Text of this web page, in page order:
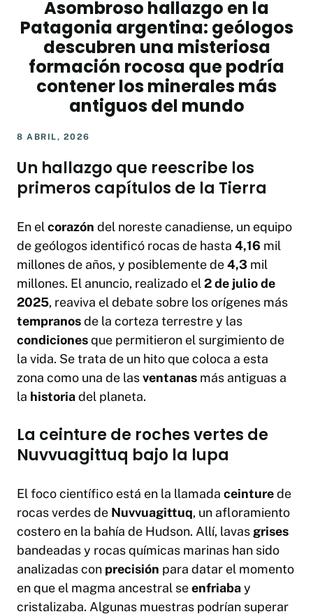
Asombroso hallazgo en la
Patagonia argentina: geólogos
descubren una misteriosa
formación rocosa que podría
contener los minerales más
antiguos del mundo
8 ABRIL, 2026
Un hallazgo que reescribe los
primeros capítulos de la Tierra
En elcorazón del noreste canadiense, un equipo
de geólogos identificó rocas de hasta 4,16 mil
millones de años, y posiblemente de4,3 mil
millones. El anuncio, realizado el2 de julio de
2025, reaviva el debate sobre los orígenes más
tempranosde la corteza terrestre y las
condicionesque permitieron el surgimiento de
la vida. Se trata de un hito que coloca a esta
zona como una de lasventanas más antiguas a
la historiadel planeta.
La ceinture de roches vertes de
Nuvvuagittuq bajo la lupa
El foco científico está en la llamada ceinturede
rocas verdes de Nuvvuagittuq, un afloramiento
costero en la bahía de Hudson. Allí, lavas grises
bandeadas y rocas químicas marinas han sido
analizadas con precisión para datar el momento
en que el magma ancestral seenfriabay
cristalizaba. Algunas muestras podrían superar